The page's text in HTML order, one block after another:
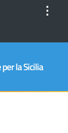
⋮
la Sicilia